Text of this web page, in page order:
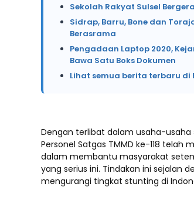
Sekolah Rakyat Sulsel
Sidrap, Barru, Bone dan
Berasrama
Pengadaan Laptop 2020,
Bawa Satu Boks Dokumen
Lihat semua berita terbaru di
Dengan terlibat dalam usaha-usaha
Personel Satgas TMMD ke-118
dalam membantu masyarakat
yang serius ini. Tindakan ini sejalan
mengurangi tingkat stunting di